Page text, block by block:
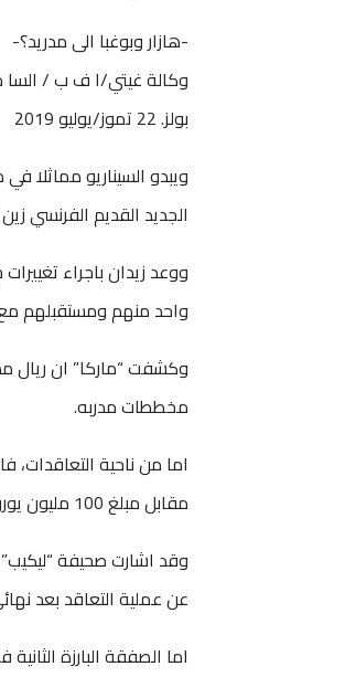
-هازار وبوغبا الى مدريد؟-
وكالة غيتي/ا ف ب / السا
بولز. 22 تموز/يوليو 2019
ويبدو السيناريو مماثلا
الجديد القديم الفرنسي
ووعد زيدان باجراء
واحد منهم ومستقبلهم
مخططات مدربه.
اما من ناحية
مقابل مبلغ 100 مليون يورو.
وقد اشارت صحيفة “ليكيب”
عن عملية التعاقد بعد نهائي
اما الصفقة البارزة